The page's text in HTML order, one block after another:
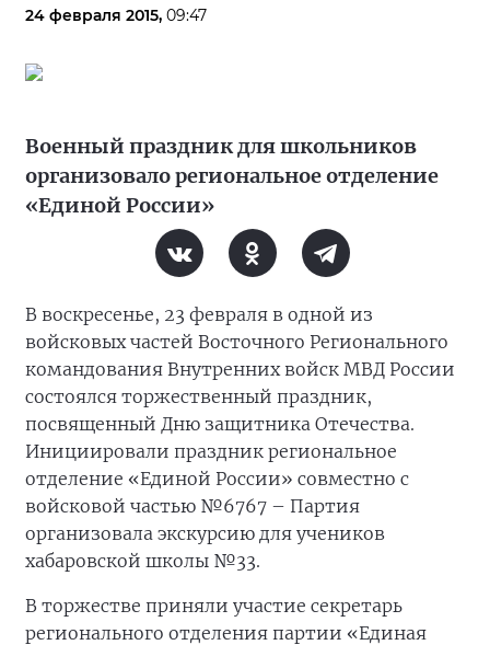
24 февраля 2015, 09:47
Военный праздник для школьников
организовало региональное отделение
«Единой России»
В воскресенье, 23 февраля в одной из
войсковых частей Восточного Регионального
командования Внутренних войск МВД России
состоялся торжественный праздник,
посвященный Дню защитника Отечества.
Инициировали праздник региональное
отделение «Единой России» совместно с
войсковой частью №6767 – Партия
организовала экскурсию для учеников
хабаровской школы №33.
В торжестве приняли участие секретарь
регионального отделения партии «Единая